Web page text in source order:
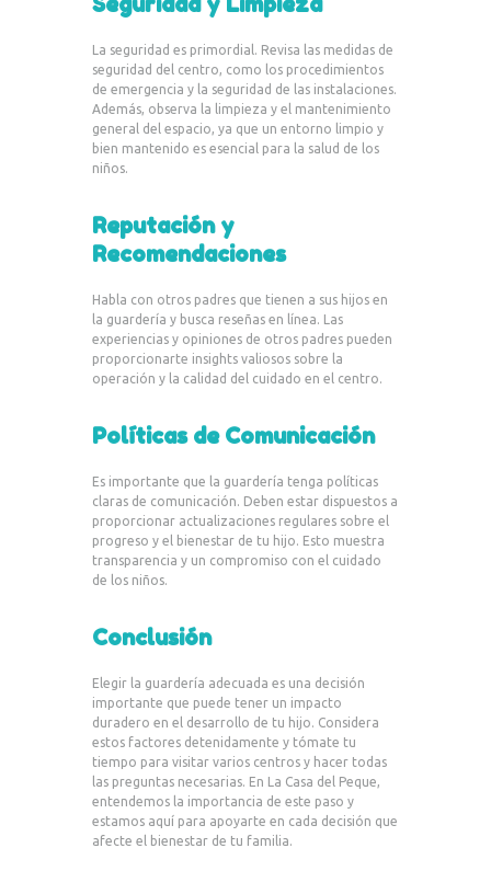
La seguridad es primordial. Revisa las medidas de
seguridad del centro, como los procedimientos
de emergencia y la seguridad de las instalaciones.
Además, observa la limpieza y el mantenimiento
general del espacio, ya que un entorno limpio y
bien mantenido es esencial para la salud de los
niños.
Reputación y
Recomendaciones
Habla con otros padres que tienen a sus hijos en
la guardería y busca reseñas en línea. Las
experiencias y opiniones de otros padres pueden
proporcionarte insights valiosos sobre la
operación y la calidad del cuidado en el centro.
Políticas de Comunicación
Es importante que la guardería tenga políticas
claras de comunicación. Deben estar dispuestos a
proporcionar actualizaciones regulares sobre el
progreso y el bienestar de tu hijo. Esto muestra
transparencia y un compromiso con el cuidado
de los niños.
Conclusión
Elegir la guardería adecuada es una decisión
importante que puede tener un impacto
duradero en el desarrollo de tu hijo. Considera
estos factores detenidamente y tómate tu
tiempo para visitar varios centros y hacer todas
las preguntas necesarias. En La Casa del Peque,
entendemos la importancia de este paso y
estamos aquí para apoyarte en cada decisión que
afecte el bienestar de tu familia.